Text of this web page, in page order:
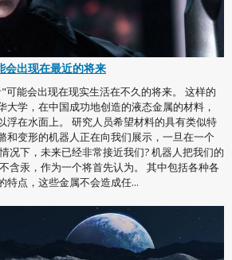
会出现在最近的将来
能会出现在现实生活在不久的将来。 这样的
大学，在中国成功地创造的液态金属的材料，
浮在水面上。 研究人员希望材料的具有类似特
和变形的机器人正在向我们展示，一旦在一个
况下，未来已经非常接近我们? 机器人把我们的
含汞，作为一个将首先认为。 其中包括各种各
特点，这些金属不会造成任...